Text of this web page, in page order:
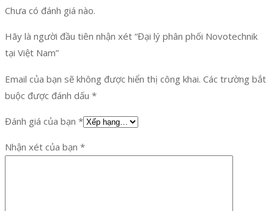
Chưa có đánh giá nào.
Hãy là người đầu tiên nhận xét “Đại lý phân phối Novotechnik
tại Việt Nam”
Email của bạn sẽ không được hiển thị công khai. Các trường bắt
buộc được đánh dấu *
Đánh giá của bạn *
Nhận xét của bạn *